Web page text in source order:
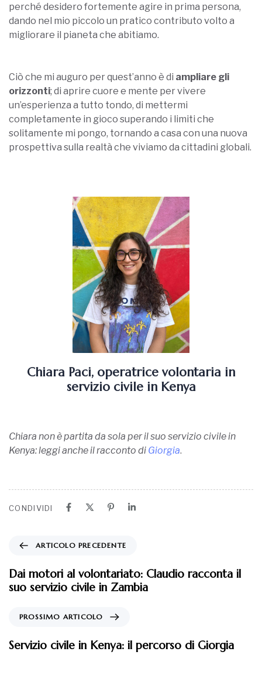
perché desidero fortemente agire in prima persona,
dando nel mio piccolo un pratico contributo volto a
migliorare il pianeta che abitiamo.
Ciò che mi auguro per quest’anno è di ampliare gli
orizzonti; di aprire cuore e mente per vivere
un’esperienza a tutto tondo, di mettermi
completamente in gioco superando i limiti che
solitamente mi pongo, tornando a casa con una nuova
prospettiva sulla realtà che viviamo da cittadini globali.
Chiara Paci, operatrice volontaria in
servizio civile in Kenya
Chiara non è partita da sola per il suo servizio civile in
Kenya: leggi anche il racconto di Giorgia.
CONDIVIDI
ARTICOLO PRECEDENTE
Dai motori al volontariato: Claudio racconta il
suo servizio civile in Zambia
PROSSIMO ARTICOLO
Servizio civile in Kenya: il percorso di Giorgia